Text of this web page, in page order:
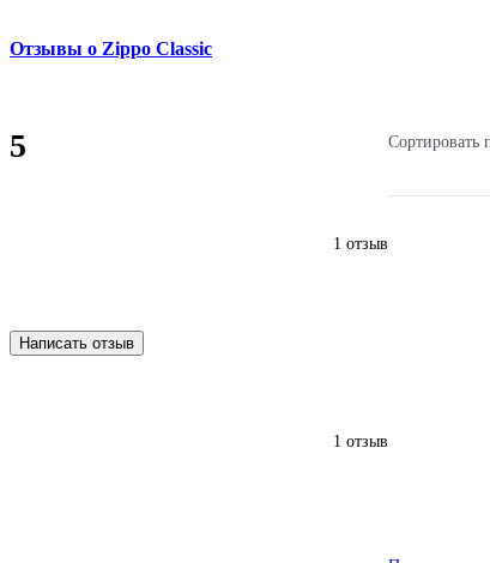
Отзывы о Zippo Classic
5
1 отзыв
Написать отзыв
1 отзыв
Сортировать